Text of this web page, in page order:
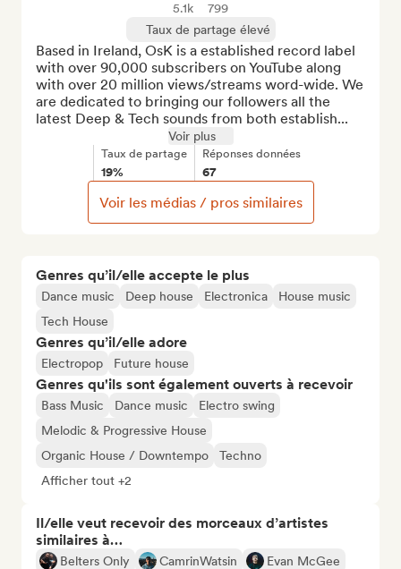
Genres qu’il/elle accepte le plus
Dance music Deep house Electronica
House music
Tech House
Genres qu’il/elle adore
Electropop Future house
Genres qu'ils sont également ouverts à recevoir
Bass Music Dance music
Electro swing
Melodic & Progressive House
Organic House / Downtempo
Techno
Afficher tout +2
Il/elle veut recevoir des morceaux d’artistes
similaires à…
Belters Only CamrinWatsin
Evan McGee
5.1k
799
Taux de partage élevé
Based in Ireland, OsK is a established record label
with over 90,000 subscribers on YouTube along
with over 20 million views/streams word-wide. We
are dedicated to bringing our followers all the
latest Deep & Tech sounds from both establish...
Voir plus
Taux de partage
19%
Réponses données
67
Voir les médias / pros similaires